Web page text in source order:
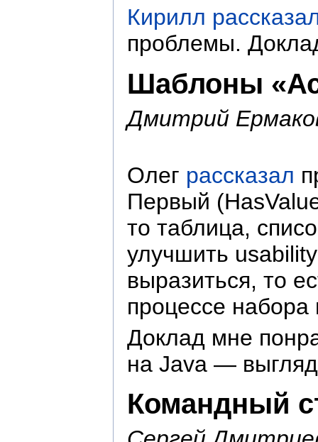
Кирилл
проблемы.
Шаблоны
Дмитрий
Олег рассказал
Первый
то таблица,
улучшить
выразиться, то
процессе
Доклад мне
на Java —
Командный